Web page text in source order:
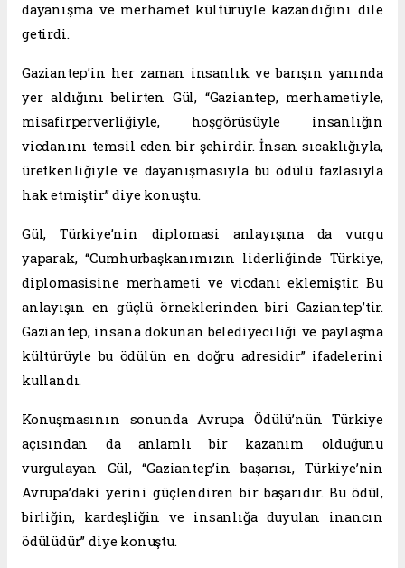
dayanışma ve merhamet kültürüyle kazandığını dile
getirdi.
Gaziantep’in her zaman insanlık ve barışın yanında
yer aldığını belirten Gül, “Gaziantep, merhametiyle,
misafirperverliğiyle, hoşgörüsüyle insanlığın
vicdanını temsil eden bir şehirdir. İnsan sıcaklığıyla,
üretkenliğiyle ve dayanışmasıyla bu ödülü fazlasıyla
hak etmiştir” diye konuştu.
Gül, Türkiye’nin diplomasi anlayışına da vurgu
yaparak, “Cumhurbaşkanımızın liderliğinde Türkiye,
diplomasisine merhameti ve vicdanı eklemiştir. Bu
anlayışın en güçlü örneklerinden biri Gaziantep’tir.
Gaziantep, insana dokunan belediyeciliği ve paylaşma
kültürüyle bu ödülün en doğru adresidir” ifadelerini
kullandı.
Konuşmasının sonunda Avrupa Ödülü’nün Türkiye
açısından da anlamlı bir kazanım olduğunu
vurgulayan Gül, “Gaziantep’in başarısı, Türkiye’nin
Avrupa’daki yerini güçlendiren bir başarıdır. Bu ödül,
birliğin, kardeşliğin ve insanlığa duyulan inancın
ödülüdür” diye konuştu.